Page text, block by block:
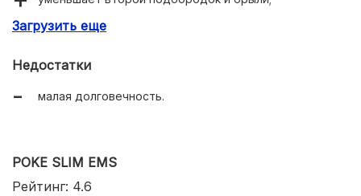
уходит отечность;
Загрузить еще
Недостатки
малая долговечность.
POKE SLIM EMS
Рейтинг: 4.6